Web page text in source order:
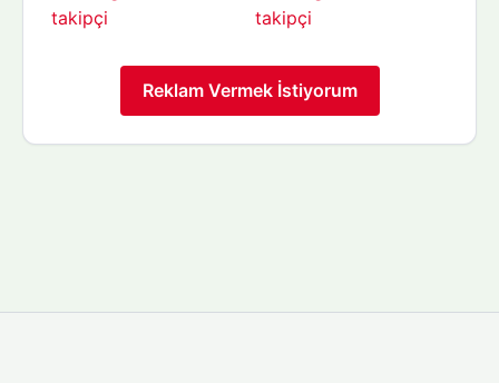
Reklam Vermek İstiyorum